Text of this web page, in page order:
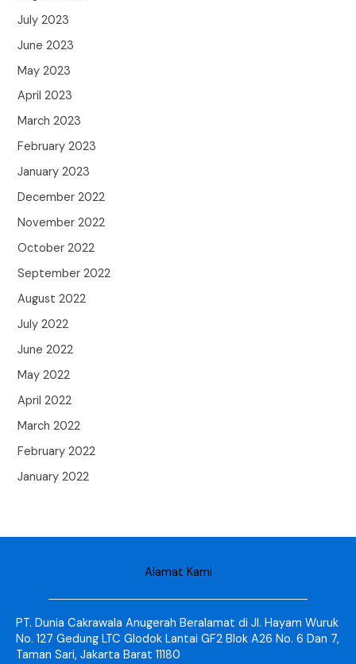
July 2023
June 2023
May 2023
April 2023
March 2023
February 2023
January 2023
December 2022
November 2022
October 2022
September 2022
August 2022
July 2022
June 2022
May 2022
April 2022
March 2022
February 2022
January 2022
Alamat Kami
PT. Dunia Cakrawala Anugerah Beralamat di Jl. Hayam Wuruk
No. 127 Gedung LTC Glodok Lantai GF2 Blok A26 No. 6 Dan 7,
Taman Sari, Jakarta Barat 11180